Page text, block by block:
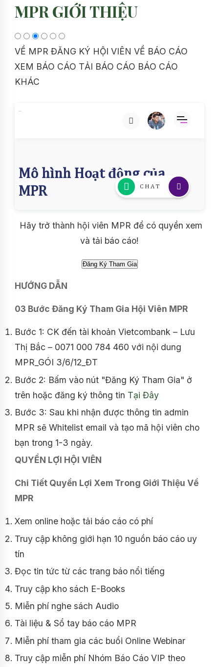
MPR GIỚI THIỆU
VỀ MPR ĐĂNG KÝ HỘI VIÊN VỀ BÁO CÁO
XEM BÁO CÁO TẢI BÁO CÁO BÁO CÁO
KHÁC
Hãy trở thành hội viên MPR để có quyền xem
và tải báo cáo!
HƯỚNG DẪN
03 Bước Đăng Ký Tham Gia Hội Viên MPR
Bước 1: CK đến tài khoản Vietcombank – Lưu
Thị Bắc – 0071 000 784 460 với nội dung
MPR_GÓI 3/6/12_ĐT
Bước 2: Bấm vào nút "Đăng Ký Tham Gia" ở
trên hoặc đăng ký thông tin Tại Đây
Bước 3: Sau khi nhận được thông tin admin
MPR sẽ Whitelist email và tạo mã hội viên cho
bạn trong 1-3 ngày.
QUYỀN LỢI HỘI VIÊN
Chi Tiết Quyền Lợi Xem Trong Giới Thiệu Về
MPR
Xem online hoặc tải báo cáo có phí
Truy cập không giới hạn 10 nguồn báo cáo uy
tín
Đọc tin tức từ các trang báo nổi tiếng
Truy cập kho sách E-Books
Miễn phí nghe sách Audio
Tài liệu & Sổ tay báo cáo MPR
Miễn phí tham gia các buổi Online Webinar
Truy cập miễn phí Nhóm Báo Cáo VIP theo